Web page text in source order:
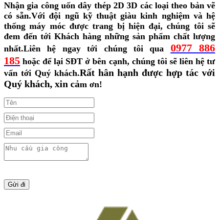
Nhận gia công uốn dây thép 2D 3D các loại theo bản vẽ
có sẵn.Với đội ngũ kỹ thuật giàu kinh nghiệm và hệ
thống máy móc được trang bị hiện đại, chúng tôi sẽ
đem đến tới Khách hàng những sản phẩm chất lượng
nhất.Liên hệ ngay tới chúng tôi qua 0977 886
185 hoặc để lại SĐT ở bên cạnh, chúng tôi sẽ liên hệ tư
vấn tới Quý khách.Rất hân hạnh được hợp tác với
Quý khách, xin cảm ơn!
Gửi đi